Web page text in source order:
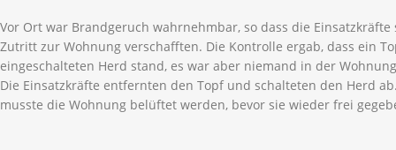
Vor Ort war Brandgeruch wahrnehmbar, so dass die
Zutritt zur Wohnung verschafften. Die Kontrolle ergab, dass ein
eingeschalteten Herd stand, es war aber niemand in der
Die Einsatzkräfte entfernten den Topf und schalteten den Herd
musste die Wohnung belüftet werden, bevor sie wieder frei